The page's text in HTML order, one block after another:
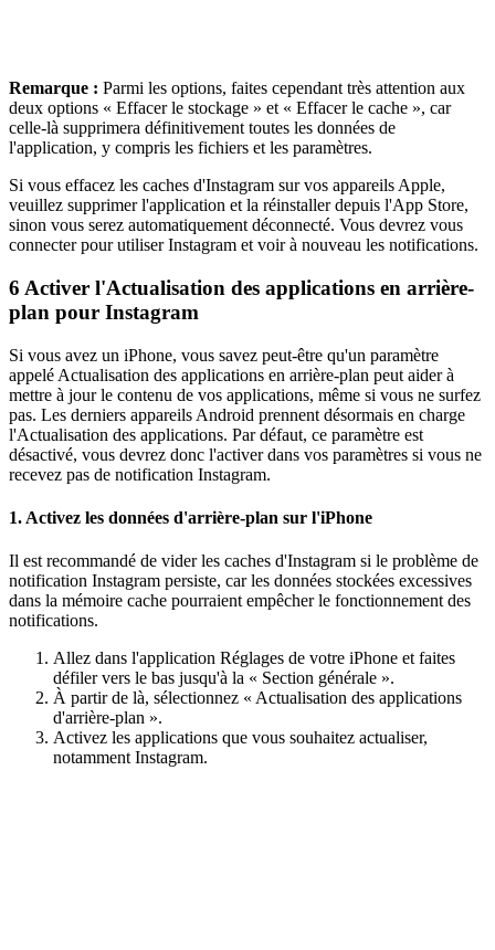
Remarque : Parmi les options, faites cependant très attention aux
deux options « Effacer le stockage » et « Effacer le cache », car
celle-là supprimera définitivement toutes les données de
l'application, y compris les fichiers et les paramètres.
Si vous effacez les caches d'Instagram sur vos appareils Apple,
veuillez supprimer l'application et la réinstaller depuis l'App Store,
sinon vous serez automatiquement déconnecté. Vous devrez vous
connecter pour utiliser Instagram et voir à nouveau les notifications.
6 Activer l'Actualisation des applications en arrière-
plan pour Instagram
Si vous avez un iPhone, vous savez peut-être qu'un paramètre
appelé Actualisation des applications en arrière-plan peut aider à
mettre à jour le contenu de vos applications, même si vous ne surfez
pas. Les derniers appareils Android prennent désormais en charge
l'Actualisation des applications. Par défaut, ce paramètre est
désactivé, vous devrez donc l'activer dans vos paramètres si vous ne
recevez pas de notification Instagram.
1. Activez les données d'arrière-plan sur l'iPhone
Il est recommandé de vider les caches d'Instagram si le problème de
notification Instagram persiste, car les données stockées excessives
dans la mémoire cache pourraient empêcher le fonctionnement des
notifications.
Allez dans l'application Réglages de votre iPhone et faites
défiler vers le bas jusqu'à la « Section générale ».
À partir de là, sélectionnez « Actualisation des applications
d'arrière-plan ».
Activez les applications que vous souhaitez actualiser,
notamment Instagram.